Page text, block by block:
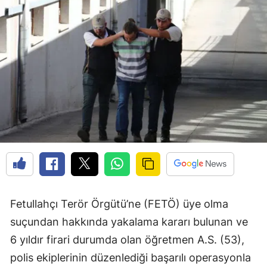
Fetullahçı Terör Örgütü’ne (FETÖ) üye olma
suçundan hakkında yakalama kararı bulunan ve
6 yıldır firari durumda olan öğretmen A.S. (53),
polis ekiplerinin düzenlediği başarılı operasyonla